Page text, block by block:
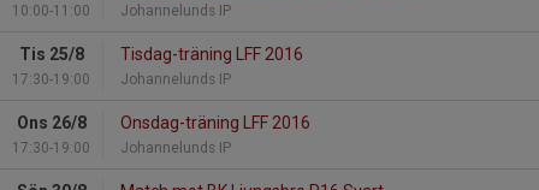
10:00-11:00 Johannelunds IP
Tis 25/8
17:30-19:00
Tisdag-träning LFF 2016
Johannelunds IP
Ons 26/8
17:30-19:00
Onsdag-träning LFF 2016
Johannelunds IP